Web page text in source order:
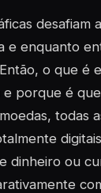
desafiam
e enquanto
o que é
porque é
todas
dinheiro ou